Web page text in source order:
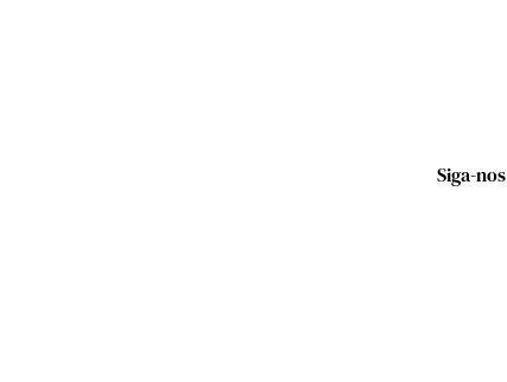
Siga-nos